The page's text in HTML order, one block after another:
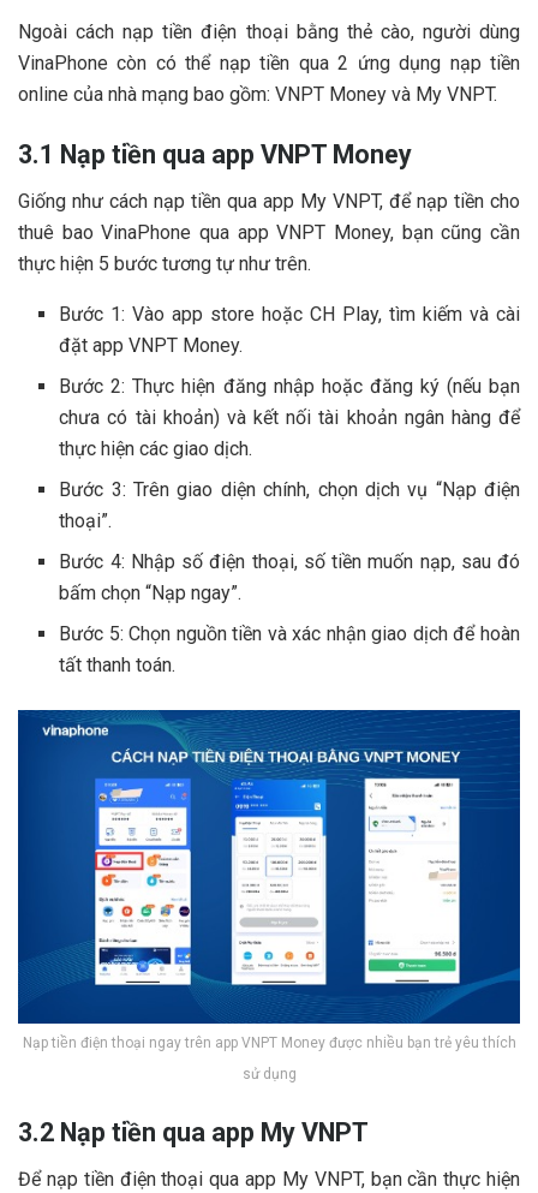
Ngoài cách nạp tiền điện thoại bằng thẻ cào, người dùng
VinaPhone còn có thể nạp tiền qua 2 ứng dụng nạp tiền
online của nhà mạng bao gồm: VNPT Money và My VNPT.
3.1 Nạp tiền qua app VNPT Money
Giống như cách nạp tiền qua app My VNPT, để nạp tiền cho
thuê bao VinaPhone qua app VNPT Money, bạn cũng cần
thực hiện 5 bước tương tự như trên.
Bước 1: Vào app store hoặc CH Play, tìm kiếm và cài
đặt app VNPT Money.
Bước 2: Thực hiện đăng nhập hoặc đăng ký (nếu bạn
chưa có tài khoản) và kết nối tài khoản ngân hàng để
thực hiện các giao dịch.
Bước 3: Trên giao diện chính, chọn dịch vụ “Nạp điện
thoại”.
Bước 4: Nhập số điện thoại, số tiền muốn nạp, sau đó
bấm chọn “Nạp ngay”.
Bước 5: Chọn nguồn tiền và xác nhận giao dịch để hoàn
tất thanh toán.
Nạp tiền điện thoại ngay trên app VNPT Money được nhiều bạn trẻ yêu thích
sử dụng
3.2 Nạp tiền qua app My VNPT
Để nạp tiền điện thoại qua app My VNPT, bạn cần thực hiện